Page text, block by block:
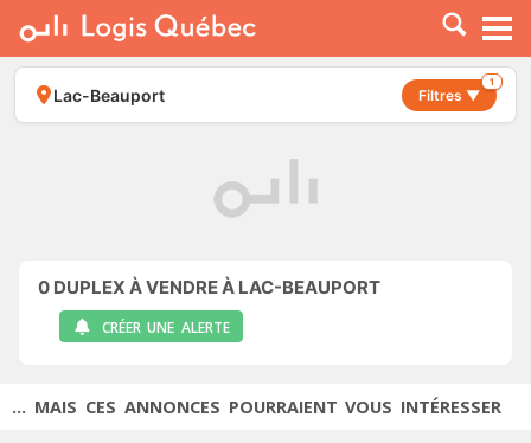
À LOUER
À VENDRE
PLACER UNE ANNONCE
Lac-Beauport Filtres ▼
1
0 DUPLEX À VENDRE À LAC-BEAUPORT
CRÉER UNE ALERTE
... MAIS CES ANNONCES POURRAIENT VOUS INTÉRESSER